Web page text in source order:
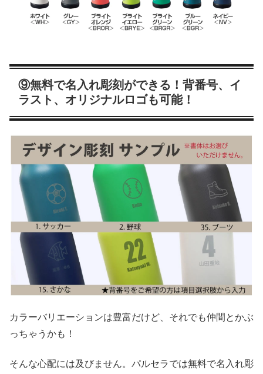
⑨無料で名入れ彫刻ができる！背番号、イ
ラスト、オリジナルロゴも可能！
カラーバリエーションは豊富だけど、それでも仲間とかぶ
っちゃうかも！
そんな心配には及びません。パルセラでは無料で名入れ彫